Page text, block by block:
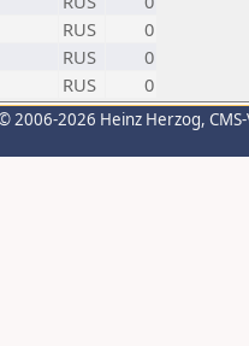
RUS
0
RUS
0
RUS 0
2006-2026 Heinz Herzog,